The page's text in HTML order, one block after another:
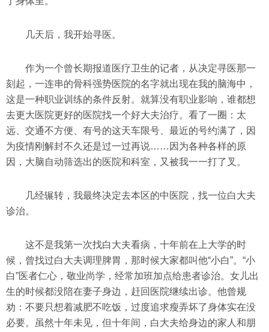
几天后，我开始寻医。
作为一个曾长期报道医疗卫生的记者，从决定寻医那一
刻起，一连串的骨科强势医院的名字就出现在我的脑海中，
这是一种职业训练的条件反射。就算没有职业影响，谁都想
去更大医院更好的医院找一个好大夫治疗。看了一圈：太
远、交通不方便、有号的这天车限号、最近的号约满了，因
为疫情刚解封不久还是过一过再说……因为各种各样的原
因，大脑自动筛选出的医院和科室，又被我一一打了叉。
几经辗转，我最终决定去本区的中医院，找一位白大夫
诊治。
这不是我第一次找白大夫看病，十年前在上大学的时
候，曾找过白大夫调理脾胃，那时候大家都叫他“小白”。“小
白”医者仁心，敬业尚学，经常加班加点给患者诊治。女儿出
生的时候都没陪在妻子身边，赶回医院继续出诊。他曾规
劝：不要只想着减肥不吃饭，过度追求瘦弄坏了身体实在没
必要。虽然十年未见，但十年间，白大夫给身边的家人和朋